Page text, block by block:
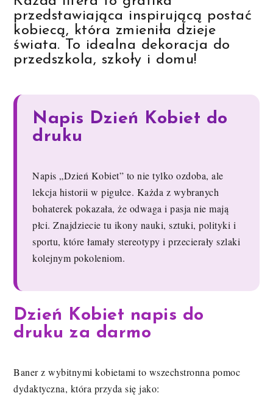
przedstawiająca inspirującą postać
kobiecą, która zmieniła dzieje
świata. To idealna dekoracja do
przedszkola, szkoły i domu!
Napis Dzień Kobiet do
druku
Napis „Dzień Kobiet” to nie tylko ozdoba, ale
lekcja historii w pigułce. Każda z wybranych
bohaterek pokazała, że odwaga i pasja nie mają
płci. Znajdziecie tu ikony nauki, sztuki, polityki i
sportu, które łamały stereotypy i przecierały szlaki
kolejnym pokoleniom.
Dzień Kobiet napis do
druku za darmo
Baner z wybitnymi kobietami to wszechstronna pomoc
dydaktyczna, która przyda się jako: